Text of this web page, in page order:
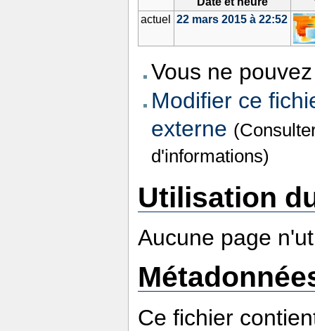
actuel
22 mars 2015 à 22:52
Vous ne
Modifier ce
externe
d'informations)
Utilisation
Aucune page
Ce fichier